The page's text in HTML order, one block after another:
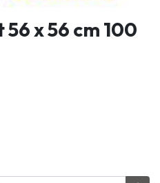
x 56 cm 100